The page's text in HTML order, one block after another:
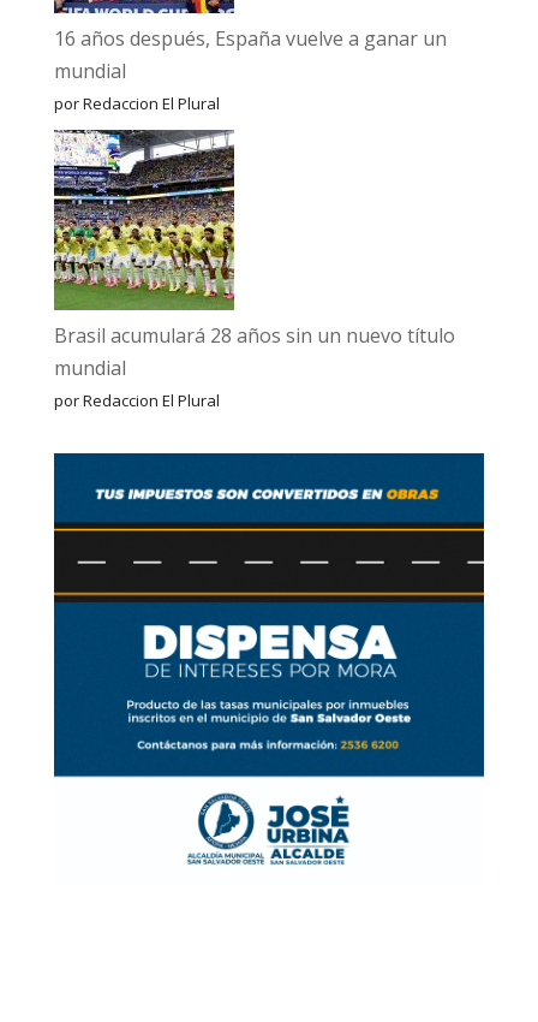
16 años después, España vuelve a ganar un
mundial
por Redaccion El Plural
Brasil acumulará 28 años sin un nuevo título
mundial
por Redaccion El Plural